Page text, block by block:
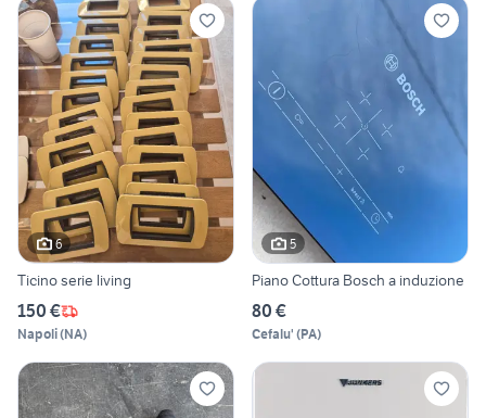
6
Ticino serie living
150 €
Napoli(NA)
5
Piano Cottura Bosch a induzione
80 €
Cefalu' (PA)